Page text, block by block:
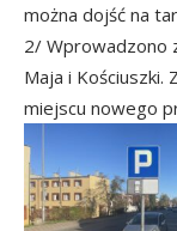
można dojść na
2/ Wprowadzono
Maja i
miejscu nowego